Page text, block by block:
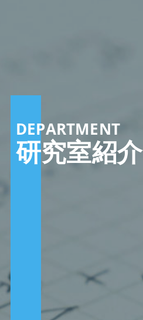
DEPARTMENT
研究室紹介